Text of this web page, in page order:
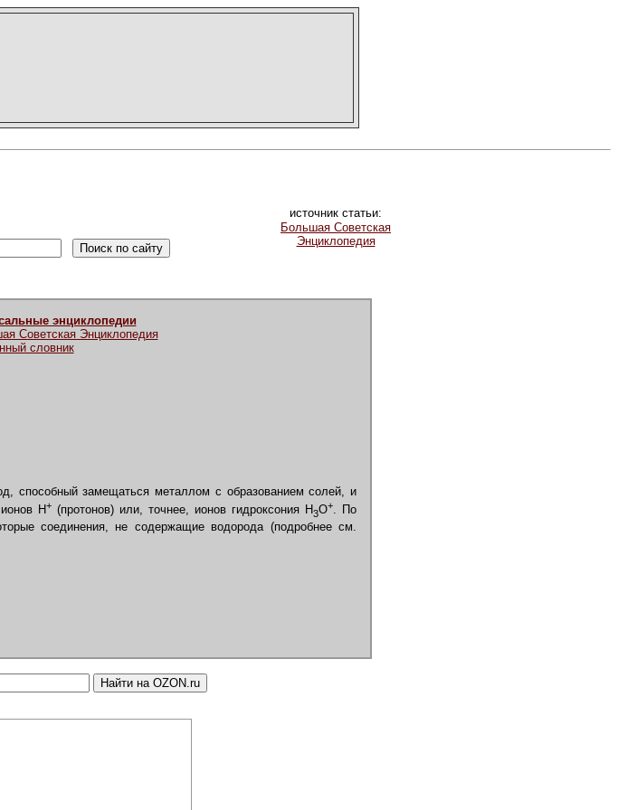
источник статьи:
Большая Советская
Энциклопедия
энциклопедии
Советская Энциклопедия
словник
способный замещаться металлом с образованием солей, и
Н+ (протонов) или, точнее, ионов гидроксония H3O+. По
соединения, не содержащие водорода (подробнее см.